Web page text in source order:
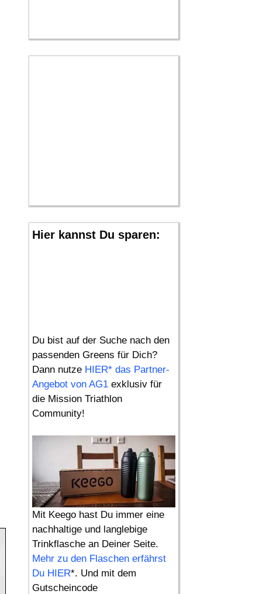
Hier kannst Du sparen:
Du bist auf der Suche nach den
passenden Greens für Dich?
Dann nutze HIER* das Partner-
Angebot von AG1 exklusiv für
die Mission Triathlon
Community!
Mit Keego hast Du immer eine
nachhaltige und langlebige
Trinkflasche an Deiner Seite.
Mehr zu den Flaschen erfährst
Du HIER*. Und mit dem
Gutscheincode